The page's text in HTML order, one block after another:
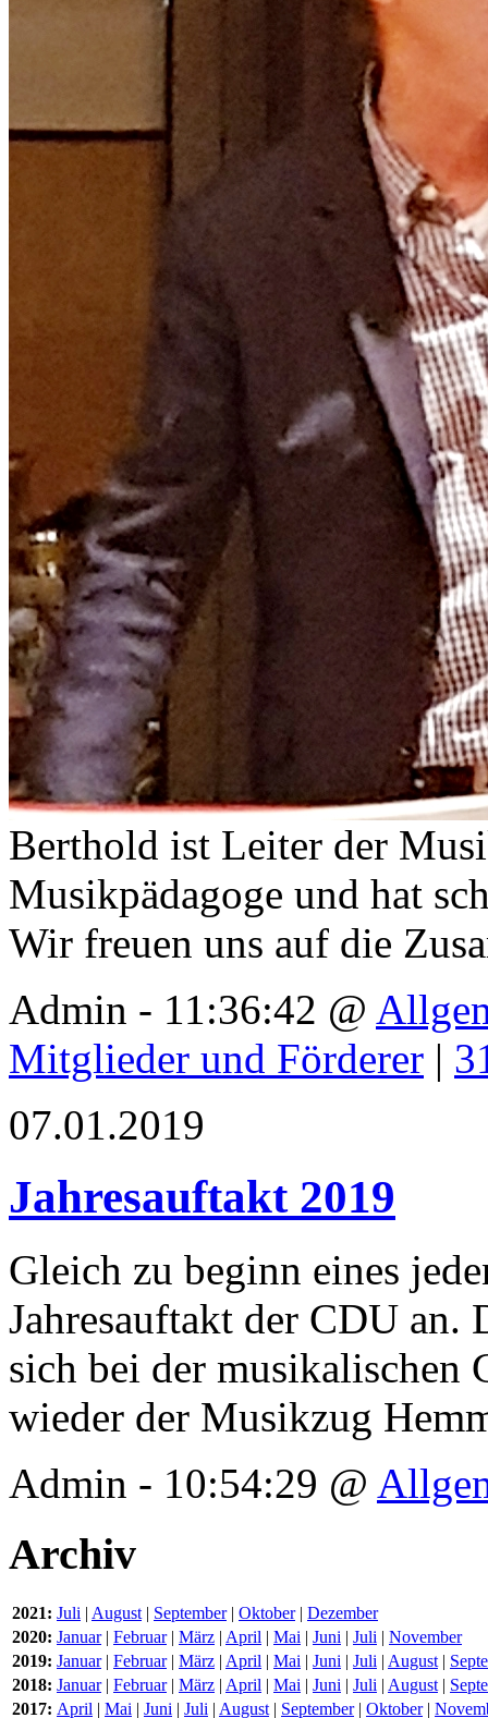
Berthold ist Leiter der
Musikpädagoge und hat
Wir freuen uns auf die
Admin - 11:36:42 @
Mitglieder und Förderer |
07.01.2019
Jahresauftakt 2019
Gleich zu beginn eines
Jahresauftakt der CDU an.
sich bei der musikalischen
wieder der Musikzug
Admin - 10:54:29 @
Archiv
2021: Juli | August | September| Oktober| Dezember
2020: Januar| Februar| März | April | Mai | Juni | Juli | November
2019: Januar| Februar| März | April | Mai | Juni | Juli | August |
2018: Januar| Februar| März | April | Mai | Juni | Juli | August |
2017: April | Mai | Juni | Juli | August | September| Oktober|